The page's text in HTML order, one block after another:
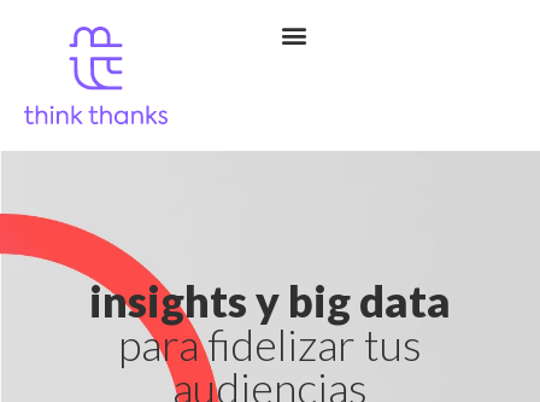
insights y big data
para fidelizar tus
audiencias